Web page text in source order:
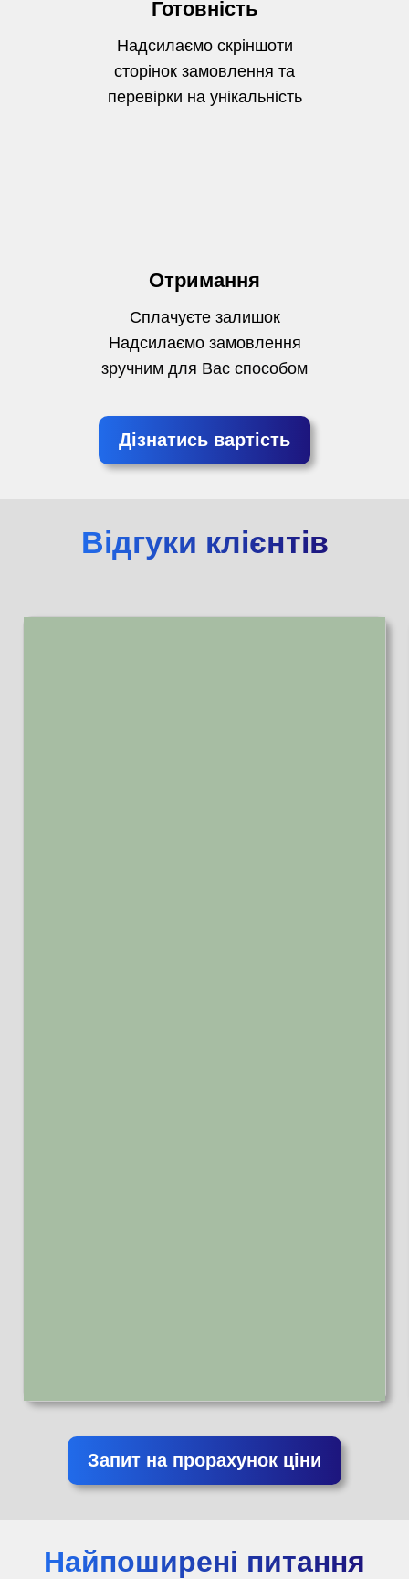
Готовність
Надсилаємо скріншоти
сторінок замовлення та
перевірки на унікальність
Отримання
Сплачуєте залишок
Надсилаємо замовлення
зручним для Вас способом
Дізнатись вартість
Відгуки клієнтів
Запит на прорахунок ціни
Найпоширені питання